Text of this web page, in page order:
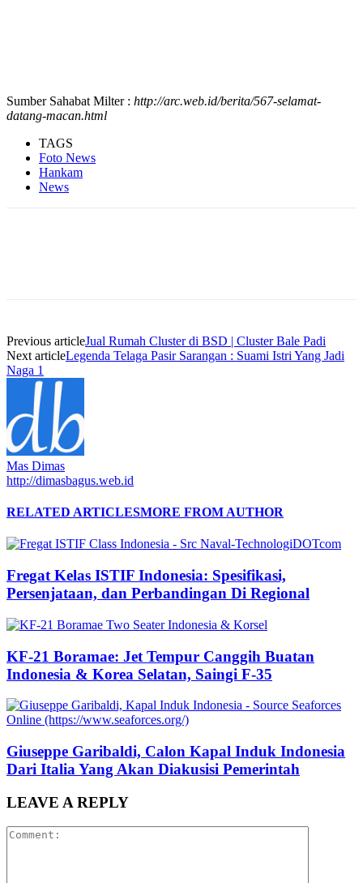
Sumber Sahabat Milter : http://arc.web.id/berita/567-selamat-
datang-macan.html
TAGS
Foto News
Hankam
News
Previous articleJual Rumah Cluster di BSD | Cluster Bale Padi
Next articleLegenda Telaga Pasir Sarangan : Suami Istri Yang Jadi
Naga 1
Mas Dimas
http://dimasbagus.web.id
RELATED ARTICLESMORE FROM AUTHOR
Fregat Kelas ISTIF Indonesia: Spesifikasi,
Persenjataan, dan Perbandingan Di Regional
KF-21 Boramae: Jet Tempur Canggih Buatan
Indonesia & Korea Selatan, Saingi F-35
Giuseppe Garibaldi, Calon Kapal Induk Indonesia
Dari Italia Yang Akan Diakusisi Pemerintah
LEAVE A REPLY